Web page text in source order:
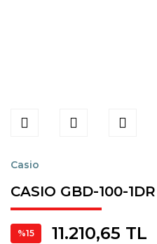
Casio
CASIO GBD-100-1DR
%15 11.210,65 TL